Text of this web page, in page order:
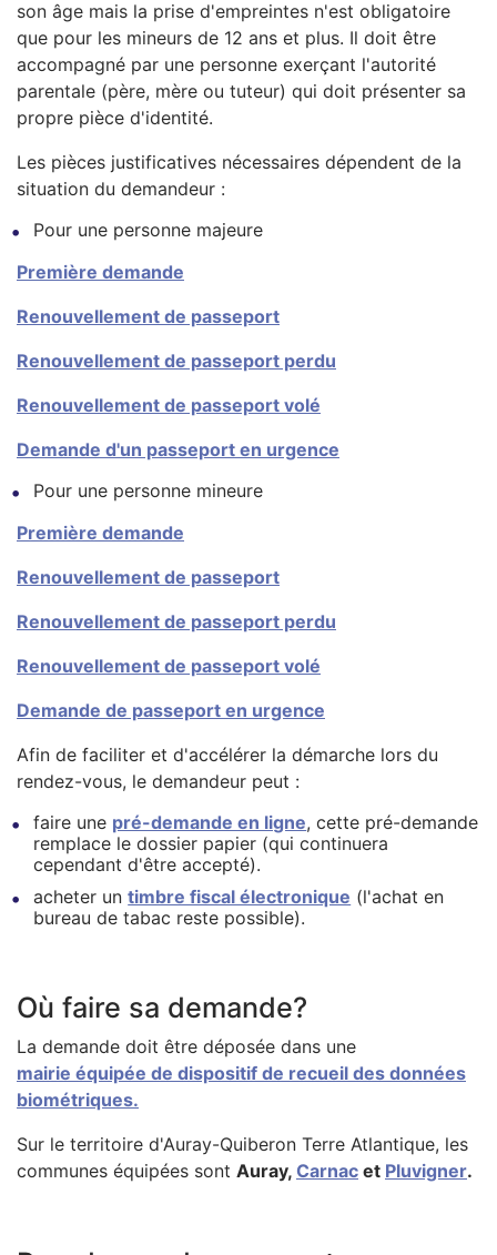
son âge mais la prise d'empreintes n'est obligatoire
que pour les mineurs de 12 ans et plus. Il doit être
accompagné par une personne exerçant l'autorité
parentale (père, mère ou tuteur) qui doit présenter sa
propre pièce d'identité.
Les pièces justificatives nécessaires dépendent de la
situation du demandeur :
Pour une personne majeure
Première demande
Renouvellement de passeport
Renouvellement de passeport perdu
Renouvellement de passeport volé
Demande d'un passeport en urgence
Pour une personne mineure
Première demande
Renouvellement de passeport
Renouvellement de passeport perdu
Renouvellement de passeport volé
Demande de passeport en urgence
Afin de faciliter et d'accélérer la démarche lors du
rendez-vous, le demandeur peut :
faire une pré-demande en ligne, cette pré-demande
remplace le dossier papier (qui continuera
cependant d'être accepté).
acheter untimbre fiscal électronique (l'achat en
bureau de tabac reste possible).
Où faire sa demande?
La demande doit être déposée dans une
mairie équipée de dispositif de recueil des données
biométriques.
Sur le territoire d'Auray-Quiberon Terre Atlantique, les
communes équipées sont Auray, Carnac et Pluvigner.